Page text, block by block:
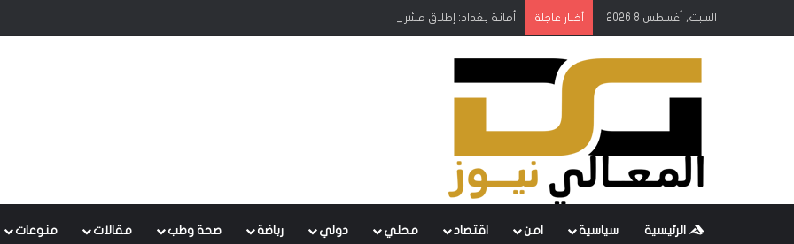
السبت, أغسطس 8 2026 أخبار عاجلة أمانة بغداد: إطلاق مشروع متكامل لتطوير إدارة النفايات بالتعاون مع البنك الدولي
الرئيسية سياسية امن اقتصاد محلي دولي رباضة صحة وطب مقالات منوعات